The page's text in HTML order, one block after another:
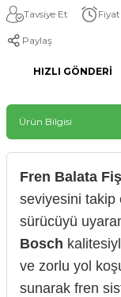
Tavsiye Et
Paylaş
HIZLI GÖNDERI
Ürün Bilgisi
Fren Balata
seviyesini takip
sürücüyü
Bosch
ve zorlu yol
sunarak fren